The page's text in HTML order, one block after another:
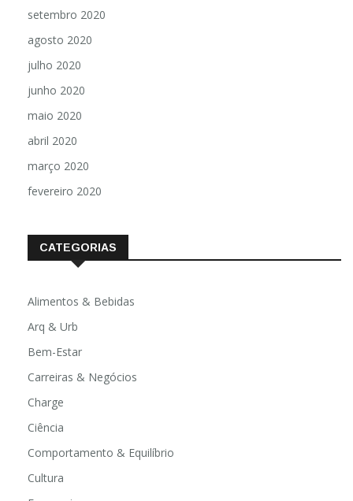
setembro 2020
agosto 2020
julho 2020
junho 2020
maio 2020
abril 2020
março 2020
fevereiro 2020
CATEGORIAS
Alimentos & Bebidas
Arq & Urb
Bem-Estar
Carreiras & Negócios
Charge
Ciência
Comportamento & Equilíbrio
Cultura